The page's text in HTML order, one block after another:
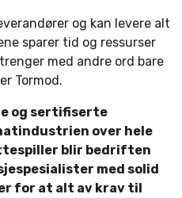
og kan levere alt
sparer tid og ressurser
med andre ord bare
Tormod.
og sertifiserte
over hele
blir bedriften
med solid
for at alt av krav til